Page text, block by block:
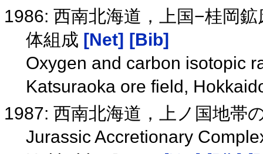
1986: 西南北海道，上国−桂岡
体組成 [Net] [Bib]
Oxygen and carbon isotopic
Katsuraoka ore field,
1987: 西南北海道，上ノ国地帯
Jurassic Accretionary